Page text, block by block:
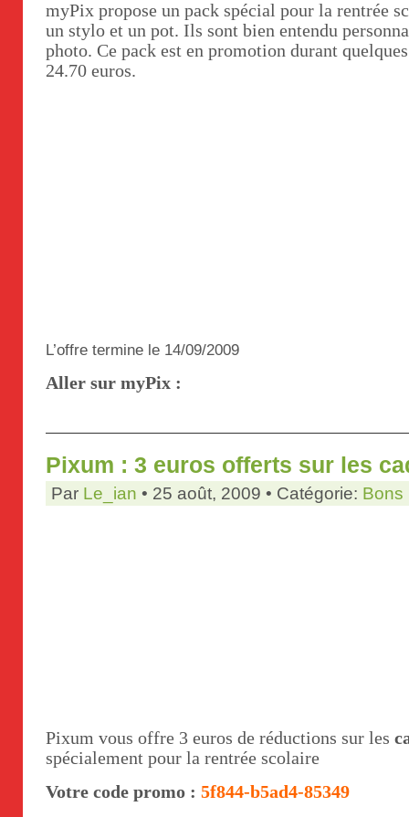
myPix propose un pack spécial pour la rentrée
un stylo et un pot. Ils sont bien entendu
photo. Ce pack est en promotion durant
24.70 euros.
L’offre termine le 14/09/2009
Aller sur myPix :
Pixum : 3 euros offerts sur les
Par Le_ian • 25 août, 2009 • Catégorie: Bons
Pixum vous offre 3 euros de réductions sur les
spécialement pour la rentrée scolaire
Votre code promo : 5f844-b5ad4-85349